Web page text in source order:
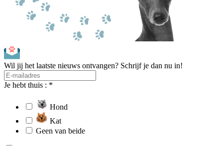
Wil jij het laatste nieuws ontvangen? Schrijf je dan nu in!
Je hebt thuis : *
Hond
Kat
Geen van beide